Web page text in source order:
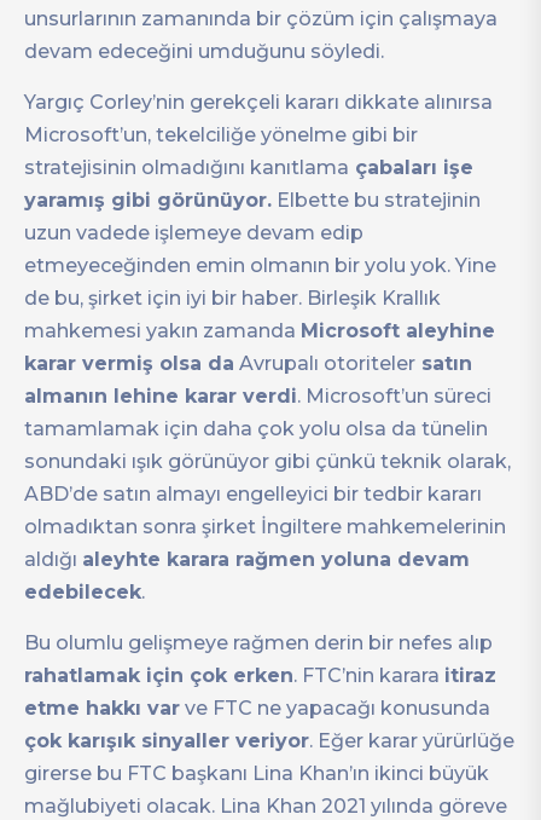
unsurlarının zamanında bir çözüm için çalışmaya
devam edeceğini umduğunu söyledi.
Yargıç Corley’nin gerekçeli kararı dikkate alınırsa
Microsoft’un, tekelciliğe yönelme gibi bir
stratejisinin olmadığını kanıtlama çabaları işe
yaramış gibi görünüyor. Elbette bu stratejinin
uzun vadede işlemeye devam edip
etmeyeceğinden emin olmanın bir yolu yok. Yine
de bu, şirket için iyi bir haber. Birleşik Krallık
mahkemesi yakın zamanda Microsoft aleyhine
karar vermiş olsa da Avrupalı otoriteler satın
almanın lehine karar verdi. Microsoft’un süreci
tamamlamak için daha çok yolu olsa da tünelin
sonundaki ışık görünüyor gibi çünkü teknik olarak,
ABD’de satın almayı engelleyici bir tedbir kararı
olmadıktan sonra şirket İngiltere mahkemelerinin
aldığı aleyhte karara rağmen yoluna devam
edebilecek.
Bu olumlu gelişmeye rağmen derin bir nefes alıp
rahatlamak için çok erken. FTC’nin karara itiraz
etme hakkı var ve FTC ne yapacağı konusunda
çok karışık sinyaller veriyor. Eğer karar yürürlüğe
girerse bu FTC başkanı Lina Khan’ın ikinci büyük
mağlubiyeti olacak. Lina Khan 2021 yılında göreve